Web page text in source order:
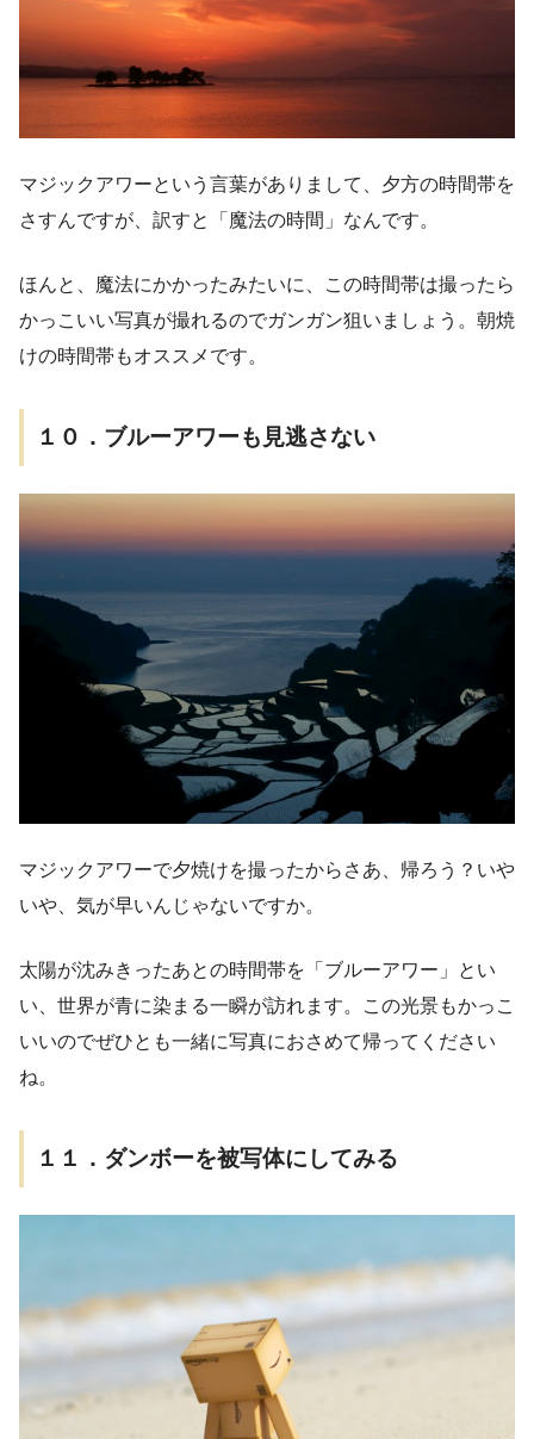
マジックアワーという言葉がありまして、夕方の時間帯を
さすんですが、訳すと「魔法の時間」なんです。
ほんと、魔法にかかったみたいに、この時間帯は撮ったら
かっこいい写真が撮れるのでガンガン狙いましょう。朝焼
けの時間帯もオススメです。
１０．ブルーアワーも見逃さない
マジックアワーで夕焼けを撮ったからさあ、帰ろう？いや
いや、気が早いんじゃないですか。
太陽が沈みきったあとの時間帯を「ブルーアワー」とい
い、世界が青に染まる一瞬が訪れます。この光景もかっこ
いいのでぜひとも一緒に写真におさめて帰ってください
ね。
１１．ダンボーを被写体にしてみる